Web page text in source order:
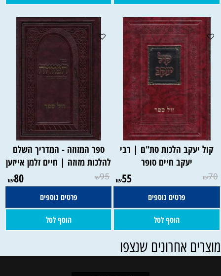
קול יעקב הלכות סת"ם | רבי
יעקב חיים סופר
₪70
₪55
פרטים נוספים
הוסף לסל
ספר המזוזה - המדריך השלם
להלכות מזוזה | חיים זלמן אייזען
₪95
₪80
פרטים נוספים
הוסף לסל
אחרונים שנצפו